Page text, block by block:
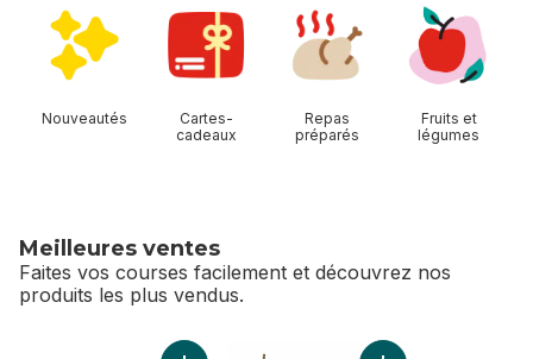
Nouveautés
Cartes-
cadeaux
Repas
préparés
Fruits et
légumes
Meilleures ventes
Faites vos courses facilement et découvrez nos
produits les plus vendus.
sauter Meilleures ventes